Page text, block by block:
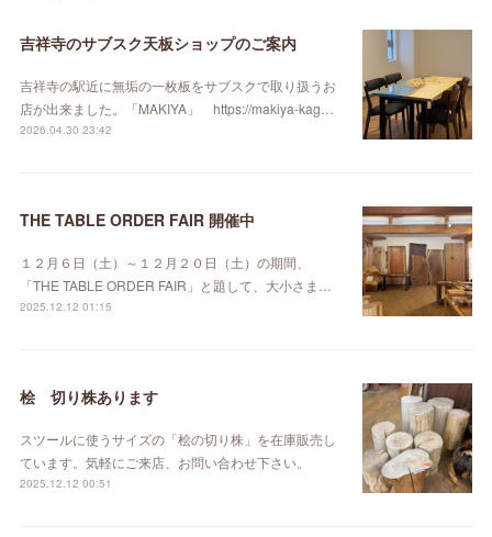
吉祥寺のサブスク天板ショップのご案内
吉祥寺の駅近に無垢の一枚板をサブスクで取り扱うお
店が出来ました。「MAKIYA」 https://makiya-kag…
2026.04.30 23:42
THE TABLE ORDER FAIR 開催中
１２月６日（土）～１２月２０日（土）の期間、
「THE TABLE ORDER FAIR」と題して、大小さま…
2025.12.12 01:15
桧 切り株あります
スツールに使うサイズの「桧の切り株」を在庫販売し
ています。気軽にご来店、お問い合わせ下さい。
2025.12.12 00:51